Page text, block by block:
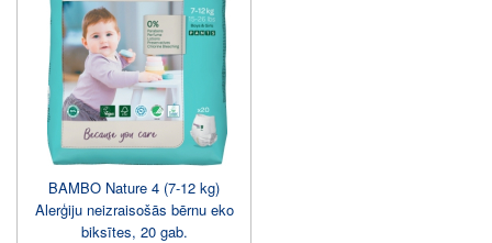
BAMBO Nature 4 (7-12 kg)
Alerģiju neizraisošās bērnu eko
biksītes, 20 gab.